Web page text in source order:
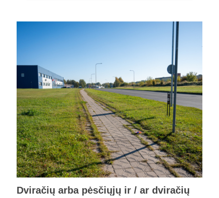
Dviračių arba pėsčiųjų ir / ar dviračių